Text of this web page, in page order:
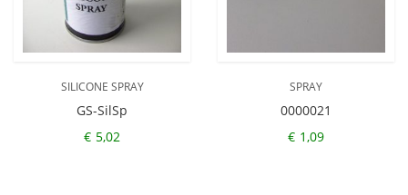
SILICONE SPRAY
GS-SilSp
€ 5,02
SPRAY
0000021
€ 1,09